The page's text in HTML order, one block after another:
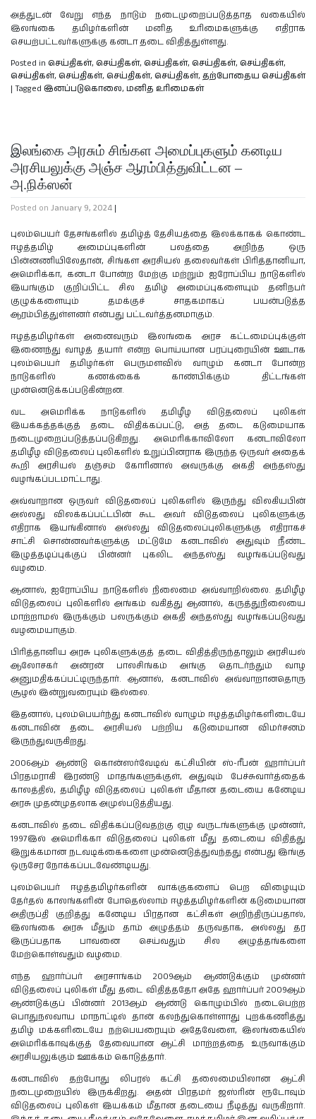
அத்துடன் வேறு எந்த நாடும் நடைமுறைப்படுத்தாத வகையில்
இலங்கை தமிழர்களின் மனித உரிமைகளுக்கு எதிராக
செயற்பட்டவர்களுக்கு கனடா தடை விதித்துள்ளது.
Posted in செய்திகள், செய்திகள், செய்திகள், செய்திகள், செய்திகள்,
செய்திகள், செய்திகள், செய்திகள், செய்திகள், தற்போதைய செய்திகள்
| Tagged இனப்படுகொலை, மனித உரிமைகள்
இலங்கை அரசும் சிங்கள அமைப்புகளும் கனடிய
அரசியலுக்கு அஞ்ச ஆரம்பித்துவிட்டன –
அ.நிக்ஸன்
Posted on January 9, 2024 |
புலம்பெயர் தேசங்களில் தமிழ்த் தேசியத்தை இலக்காகக் கொண்ட
ஈழத்தமிழ் அமைப்புகளின் பலத்தை அறிந்த ஒரு
பின்னணியிலேதான், சிங்கள அரசியல் தலைவர்கள் பிரித்தானியா,
அமெரிக்கா, கனடா போன்ற மேற்கு மற்றும் ஐரோப்பிய நாடுகளில்
இயங்கும் குறிப்பிட்ட சில தமிழ் அமைப்புகளையும் தனிநபர்
குழுக்களையும் தமக்குச் சாதகமாகப் பயன்படுத்த
ஆரம்பித்துள்ளனர் என்பது பட்டவர்த்தனமாகும்.
ஈழத்தமிழர்கள் அனைவரும் இலங்கை அரச கட்டமைப்புக்குள்
இணைந்து வாழத் தயார் என்ற பொய்யான பரப்புரையின் ஊடாக
புலம்பெயர் தமிழர்கள் பெருமளவில் வாழும் கனடா போன்ற
நாடுகளில் கணக்கைக் காண்பிக்கும் திட்டங்கள்
முன்னெடுக்கப்படுகின்றன.
வட அமெரிக்க நாடுகளில் தமிழீழ விடுதலைப் புலிகள்
இயக்கத்தக்குத் தடை விதிக்கப்பட்டு, அத் தடை கடுமையாக
நடைமுறைப்படுத்தப்படுகிறது. அமெரிக்காவிலோ கனடாவிலோ
தமிழீழ விடுதலைப் புலிகளில் உறுப்பினராக இருந்த ஒருவர் அதைக்
கூறி அரசியல் தஞ்சம் கோரினால் அவருக்கு அகதி அந்தஸ்து
வழங்கப்படமாட்டாது.
அவ்வாறான ஒருவர் விடுதலைப் புலிகளில் இருந்து விலகியபின்
அல்லது விலக்கப்பட்டபின் கூட அவர் விடுதலைப் புலிகளுக்கு
எதிராக இயங்கினால் அல்லது விடுதலைப்புலிகளுக்கு எதிராகச்
சாட்சி சொன்னவர்களுக்கு மட்டுமே கனடாவில் அதுவும் நீண்ட
இழுத்தடிப்புக்குப் பின்னர் புகலிட அந்தஸ்து வழங்கப்படுவது
வழமை.
ஆனால், ஐரோப்பிய நாடுகளில் நிலைமை அவ்வாறில்லை. தமிழீழ
விடுதலைப் புலிகளில் அங்கம் வகித்து ஆனால், கருத்துநிலையை
மாற்றாமல் இருக்கும் பலருக்கும் அகதி அந்தஸ்து வழங்கப்படுவது
வழமையாகும்.
பிரித்தானிய அரசு புலிகளுக்குத் தடை விதித்திருந்தாலும் அரசியல்
ஆலோசகர் அன்ரன் பாலசிங்கம் அங்கு தொடர்ந்தும் வாழ
அனுமதிக்கப்பட்டிருந்தார். ஆனால், கனடாவில் அவ்வாறானதொரு
சூழல் இன்றுவரையும் இல்லை.
இதனால், புலம்பெயர்ந்து கனடாவில் வாழும் ஈழத்தமிழர்களிடையே
கனடாவின் தடை அரசியல் பற்றிய கடுமையான விமர்சனம்
இருந்துவருகிறது.
2006ஆம் ஆண்டு கொன்ஸர்வேடிவ் கட்சியின் ஸ்-ரீபன் ஹார்ப்பர்
பிரதமராகி இரண்டு மாதங்களுக்குள், அதுவும் பேச்சுவார்த்தைக்
காலத்தில், தமிழீழ விடுதலைப் புலிகள் மீதான தடையை கனேடிய
அரசு முதன்முதலாக அமுல்படுத்தியது.
கனடாவில் தடை விதிக்கப்படுவதற்கு ஏழு வருடங்களுக்கு முன்னர்,
1997இல் அமெரிக்கா விடுதலைப் புலிகள் மீது தடையை விதித்து
இறுக்கமான நடவடிக்கைகளை முன்னெடுத்துவந்தது என்பது இங்கு
ஒருசேர நோக்கப்படவேண்டியது.
புலம்பெயர் ஈழத்தமிழர்களின் வாக்குகளைப் பெற விழையும்
தேர்தல் காலங்களின் போதெல்லாம் ஈழத்தமிழர்களின் கடுமையான
அதிருப்தி குறித்து கனேடிய பிரதான கட்சிகள் அறிந்திருப்பதால்,
இலங்கை அரசு மீதும் தாம் அழுத்தம் தருவதாக, அல்லது தர
இருப்பதாக பாவனை செய்வதும் சில அழுத்தங்களை
மேற்கொள்வதும் வழமை.
எந்த ஹார்ப்பர் அரசாங்கம் 2009ஆம் ஆண்டுக்கும் முன்னர்
விடுதலைப் புலிகள் மீது தடை விதித்ததோ அதே ஹார்ப்பர் 2009ஆம்
ஆண்டுக்குப் பின்னர் 2013ஆம் ஆண்டு கொழும்பில் நடைபெற்ற
பொதுநலவாய மாநாட்டில் தான் கலந்துகொள்ளாது புறக்கணித்து
தமிழ் மக்களிடையே நற்பெயரையும் அதேவேளை, இலங்கையில்
அமெரிக்காவுக்குத் தேவையான ஆட்சி மாற்றத்தை உருவாக்கும்
அரசியலுக்கும் ஊக்கம் கொடுத்தார்.
கனடாவில் தற்போது லிபரல் கட்சி தலைமையிலான ஆட்சி
நடைமுறையில் இருக்கிறது. அதன் பிரதமர் ஜஸ்ரின் ரூடோவும்
விடுதலைப் புலிகள் இயக்கம் மீதான தடையை நீடித்து வருகிறார்.